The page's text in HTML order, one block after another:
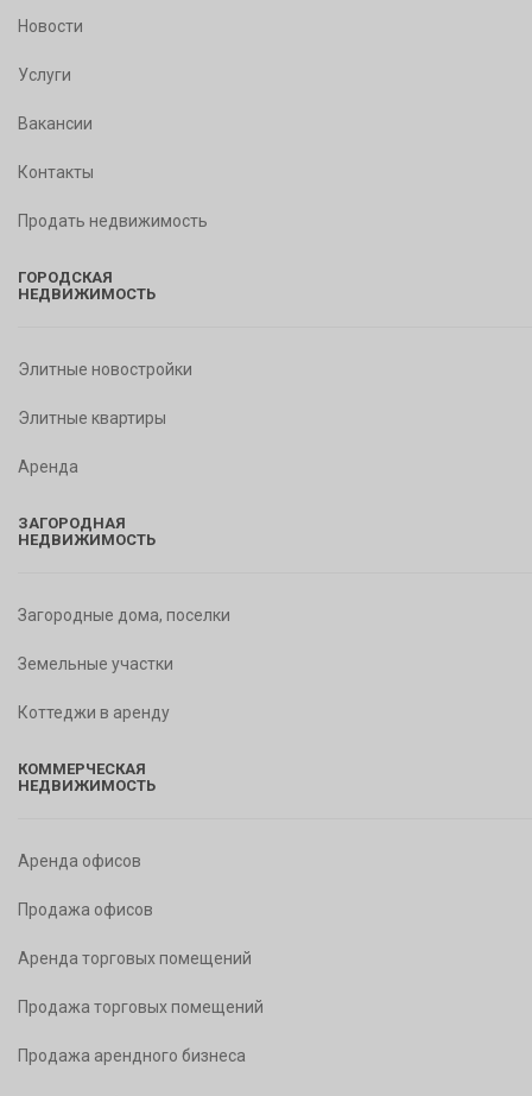
Новости
Услуги
Вакансии
Контакты
Продать недвижимость
ГОРОДСКАЯ
НЕДВИЖИМОСТЬ
Элитные новостройки
Элитные квартиры
Аренда
ЗАГОРОДНАЯ
НЕДВИЖИМОСТЬ
Загородные дома, поселки
Земельные участки
Коттеджи в аренду
КОММЕРЧЕСКАЯ
НЕДВИЖИМОСТЬ
Аренда офисов
Продажа офисов
Аренда торговых помещений
Продажа торговых помещений
Продажа арендного бизнеса